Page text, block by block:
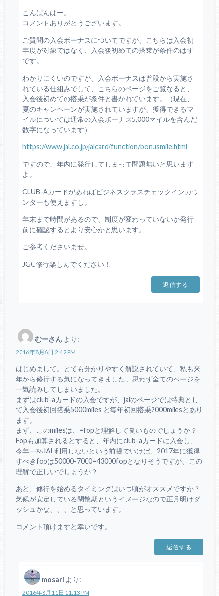
こんばんはー。
コメントありがとうございます。
ご質問の入会ボーナスについてですが、こちらは入会初
年度が対象ではなく、入会後初めての搭乗が条件のはず
です。
わかりにくいのですが、入会ボーナスは普段から実施さ
れている仕組みでして、こちらのページをご覧なると、
入会後初めての搭乗が条件と書かれています。（現在、
夏のキャンペーンが実施されていますが、獲得できるマ
イルについては通常の入会ボーナス5,000マイルを含んだ
数字になっています）
https://www.jal.co.jp/jalcard/function/bonusmile.html
ですので、年内に発行してしまって問題無いと思います
よ。
CLUB-Aカードがあればビジネスクラスチェックインカウ
ンターも使えますし。
年末まで時間があるので、制度が変わっていないか発行
前に確認するとより安心かと思います。
ご参考くださいませ。
JGC修行楽しんでください！
返信する
むーさん より:
2016年8月6日 2:42 PM
はじめまして。とても分かりやすく解説されていて、私も来
年から修行する気になってきました。思わず全てのページを
一気読みしてしまいました。
まずはclub-aカードの入会ですが、jalのページでは特典とし
て入会後初回搭乗5000miles と毎年初回搭乗2000milesとあり
ます。
まず、このmilesは、=fopと理解して良いものでしょうか？
Fopも加算されるとすると、年内にclub-aカードに入会し、
今年一杯JAL利用しないという前提でいけば、2017年に獲得
すべきfopは50000-7000=43000fopとなりそうですが、この
理解で正しいでしょうか？
あと、修行を始めるタイミングはいつ頃がオススメですか？
気候が安定している閑散期というイメージなので正月明けダ
ッシュかな、、、と思っています。
コメント頂けますと幸いです。
返信する
mosari より:
2016年8月11日 11:13 PM